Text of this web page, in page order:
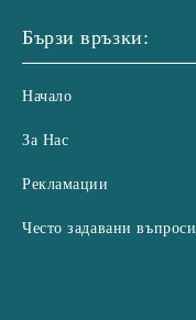
Бързи връзки:
Начало
За Нас
Рекламации
Често задавани въпроси